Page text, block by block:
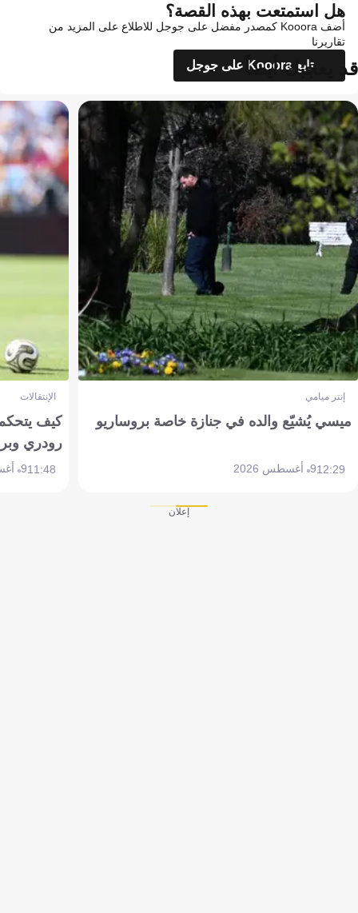
هل استمتعت بهذه القصة؟
أضف Kooora كمصدر مفضل على جوجل للاطلاع على المزيد من
تقاريرنا
تابع Kooora على جوجل
قد يعجبك أيضاً
إنتر ميامي
ميسي يُشيّع والده في جنازة خاصة بروساريو
12:299 أغسطس 2026
الإنتقالات
كيف
رودري
11:489 أغسطس 2026
إعلان